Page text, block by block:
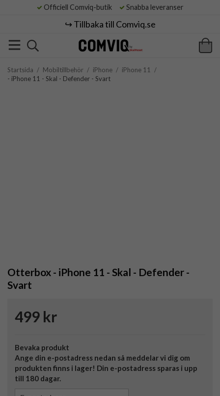
Officiell Comviq-butik Snabba leveranser
↪️ Tillbaka till Comviq.se
Startsida / Mobiltillbehör / iPhone / iPhone 11
/
- iPhone 11 - Skal - Defender - Svart
Otterbox - iPhone 11 - Skal - Defender -
Svart
499 kr
Bevaka produkt
Ange din e-postadress nedan så meddelar vi dig om
produkten finns i lager! Din e-postadress sparas i upp
till 180 dagar.